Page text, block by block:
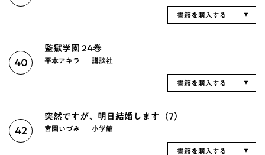
書籍を購入する
40
監獄学園 24巻
平本アキラ 講談社
書籍を購入する
42
突然ですが、明日結婚します（7）
宮園いづみ 小学館
書籍を購入する